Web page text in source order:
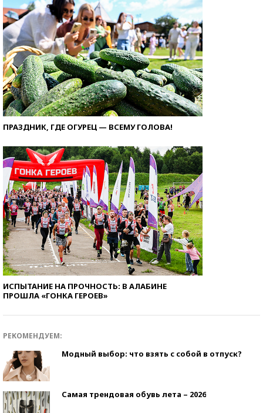
ПРАЗДНИК, ГДЕ ОГУРЕЦ — ВСЕМУ ГОЛОВА!
ИСПЫТАНИЕ НА ПРОЧНОСТЬ: В АЛАБИНЕ
ПРОШЛА «ГОНКА ГЕРОЕВ»
РЕКОМЕНДУЕМ:
Модный выбор: что взять с собой в отпуск?
Самая трендовая обувь лета – 2026